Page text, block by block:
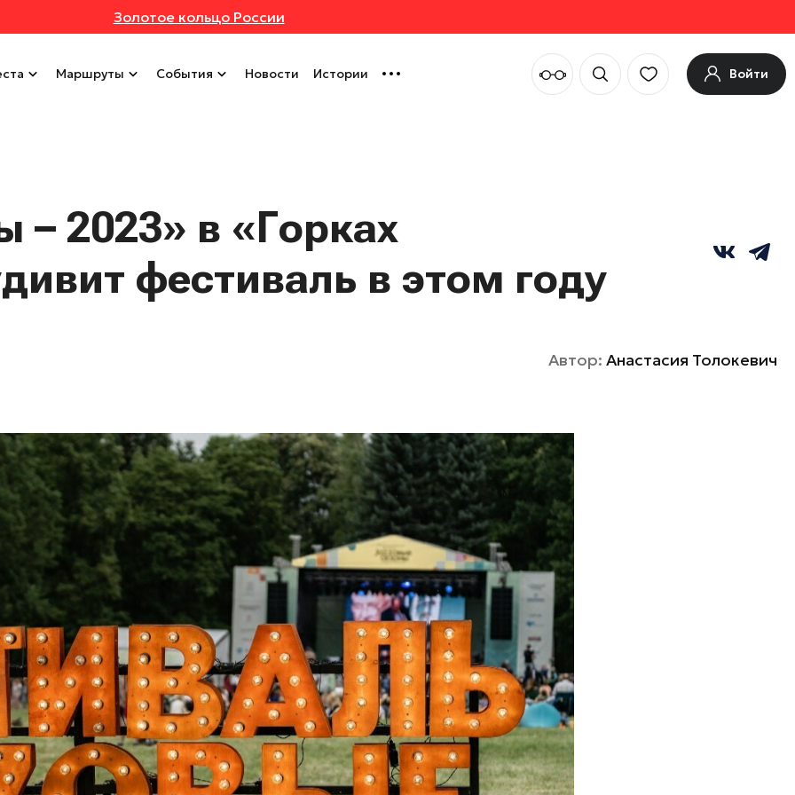
Золотое кольцо России
Маршруты События Новости Истории Войти
2023» в «Горках
фестиваль в этом году
Автор: Анастасия Толокевич